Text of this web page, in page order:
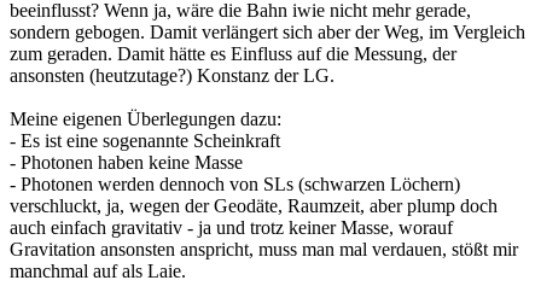
beeinflusst? Wenn ja, wäre die Bahn iwie nicht mehr gerade,
sondern gebogen. Damit verlängert sich aber der Weg, im Vergleich
zum geraden. Damit hätte es Einfluss auf die Messung, der
ansonsten (heutzutage?) Konstanz der LG.
Meine eigenen Überlegungen dazu:
- Es ist eine sogenannte Scheinkraft
- Photonen haben keine Masse
- Photonen werden dennoch von SLs (schwarzen Löchern)
verschluckt, ja, wegen der Geodäte, Raumzeit, aber plump doch
auch einfach gravitativ - ja und trotz keiner Masse, worauf
Gravitation ansonsten anspricht, muss man mal verdauen, stößt mir
manchmal auf als Laie.